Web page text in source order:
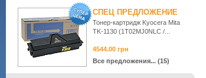
СПЕЦ ПРЕДЛОЖЕНИЕ
Тонер-картридж Kyocera Mita
TK-1130 (1T02MJ0NLC /...
4544.00 грн
Все предложения... (15)